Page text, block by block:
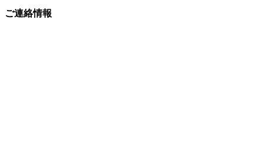
ご連絡情報